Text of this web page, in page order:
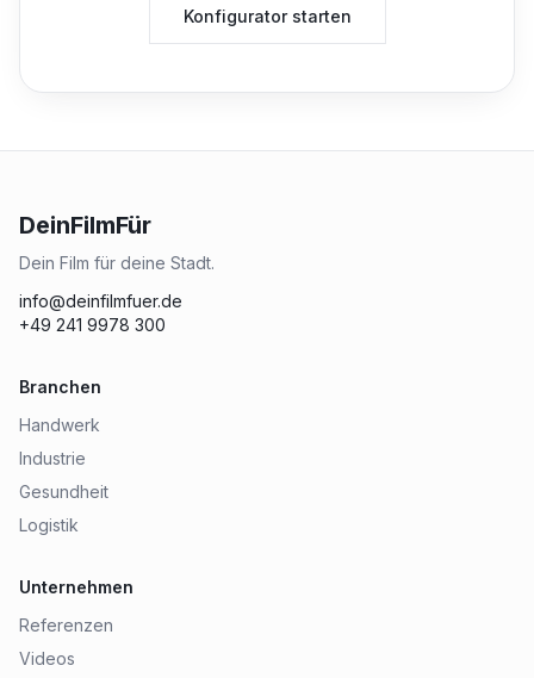
Konfigurator starten
DeinFilmFür
Dein Film für deine Stadt.
info@deinfilmfuer.de
+49 241 9978 300
Branchen
Handwerk
Industrie
Gesundheit
Logistik
Unternehmen
Referenzen
Videos